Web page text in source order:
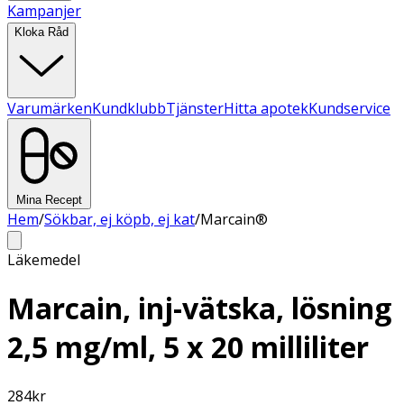
Kampanjer
Kloka Råd
VarumärkenKundklubbTjänsterHitta apotekKundservice
Mina Recept
Hem/Sökbar, ej köpb, ej kat/Marcain®
Läkemedel
Marcain, inj-vätska, lösning
2,5 mg/ml, 5 x 20 milliliter
284kr